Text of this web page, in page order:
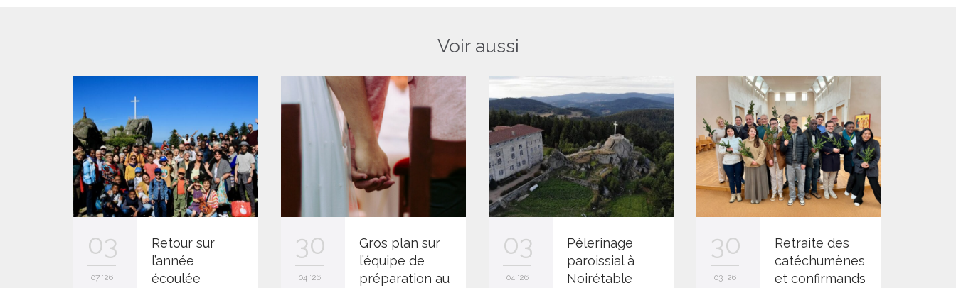
Voir aussi
03
07 '26
Retour sur
l’année
écoulée
30
04 '26
Gros plan sur
l’équipe de
préparation au
03
04 '26
Pèlerinage
paroissial à
Noirétable
30
03 '26
Retraite des
catéchumènes
et confirmands